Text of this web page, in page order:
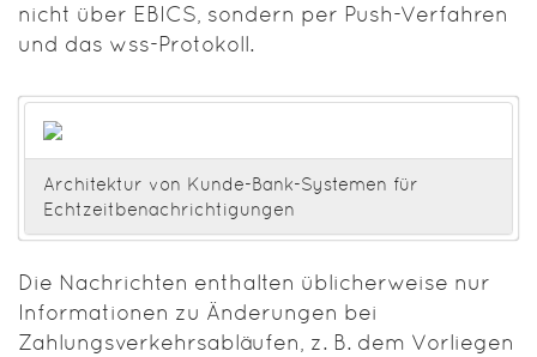
nicht über EBICS, sondern per Push-Verfahren
und das wss-Protokoll.
Architektur von Kunde-Bank-Systemen für
Echtzeitbenachrichtigungen
Die Nachrichten enthalten üblicherweise nur
Informationen zu Änderungen bei
Zahlungsverkehrsabläufen, z. B. dem Vorliegen